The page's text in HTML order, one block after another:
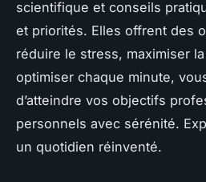
scientifique et conseils
et priorités. Elles offrent des
réduire le stress, maximiser
optimiser chaque minute,
d’atteindre vos objectifs
personnels avec sérénité.
un quotidien réinventé.